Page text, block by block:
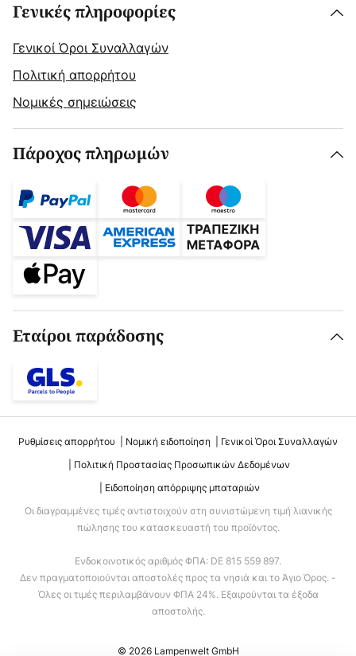
Γενικές πληροφορίες
Γενικοί Όροι Συναλλαγών
Πολιτική απορρήτου
Νομικές σημειώσεις
Πάροχος πληρωμών
Εταίροι παράδοσης
Ρυθμίσεις απορρήτου Νομική ειδοποίηση
Γενικοί Όροι Συναλλαγών
Πολιτική Προστασίας Προσωπικών Δεδομένων
Ειδοποίηση απόρριψης μπαταριών
Οι διαγραμμένες τιμές αντιστοιχούν στη συνιστώμενη τιμή λιανικής
πώλησης του κατασκευαστή του προϊόντος.
Ενδοκοινοτικός αριθμός ΦΠΑ: DE 815 559 897.
Δεν πραγματοποιούνται αποστολές προς τα νησιά και το Άγιο Όρος. -
Όλες οι τιμές περιλαμβάνουν ΦΠΑ 24%. Εξαιρούνται τα έξοδα
αποστολής.
© 2026 Lampenwelt GmbH